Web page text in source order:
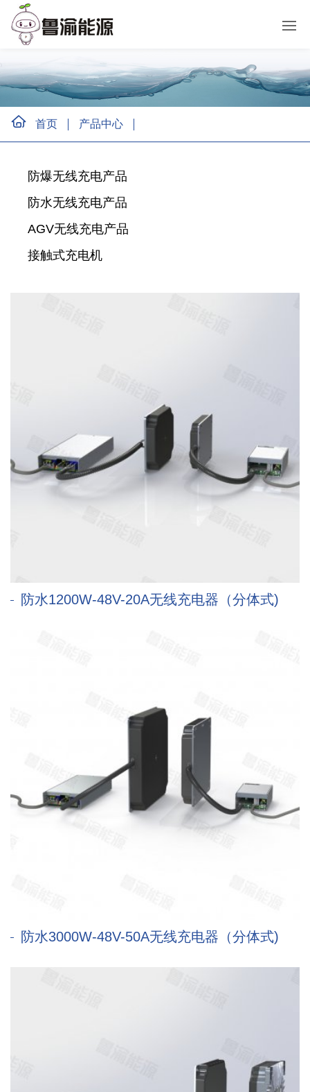
首页 产品中心
防爆无线充电产品
防水无线充电产品
AGV无线充电产品
接触式充电机
防水1200W-48V-20A无线充电器（分体式)
防水3000W-48V-50A无线充电器（分体式)